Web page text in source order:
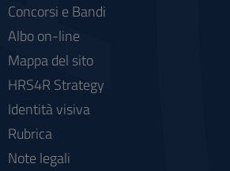
Concorsi e Bandi
Albo on-line
Mappa del sito
HRS4R Strategy
Identità visiva
Rubrica
Note legali